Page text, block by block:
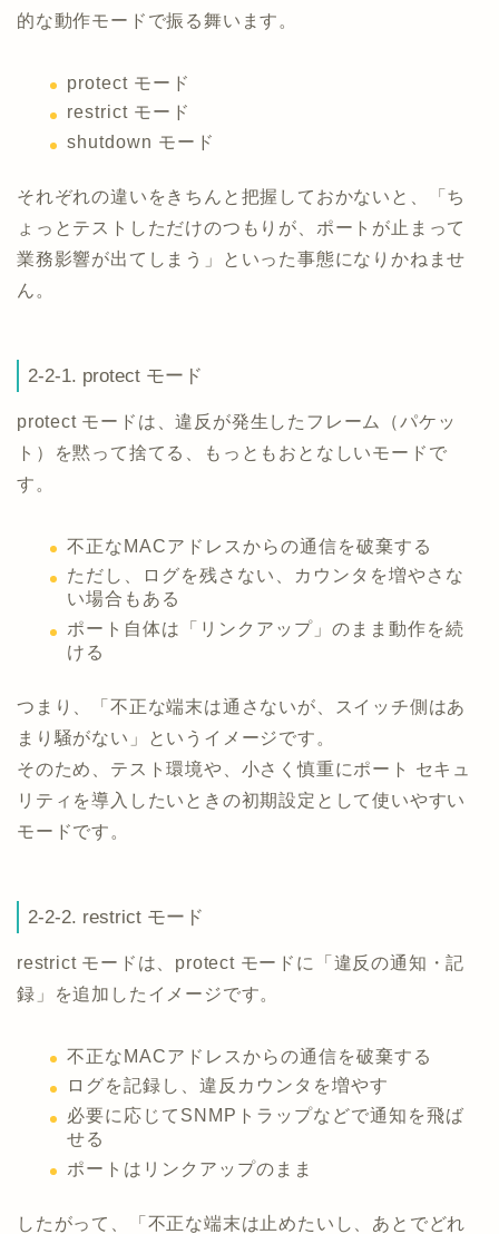
的な動作モードで振る舞います。
protect モード
restrict モード
shutdown モード
それぞれの違いをきちんと把握しておかないと、「ち
ょっとテストしただけのつもりが、ポートが止まって
業務影響が出てしまう」といった事態になりかねませ
ん。
2-2-1. protect モード
protect モードは、違反が発生したフレーム（パケッ
ト）を黙って捨てる、もっともおとなしいモードで
す。
不正なMACアドレスからの通信を破棄する
ただし、ログを残さない、カウンタを増やさな
い場合もある
ポート自体は「リンクアップ」のまま動作を続
ける
つまり、「不正な端末は通さないが、スイッチ側はあ
まり騒がない」というイメージです。
そのため、テスト環境や、小さく慎重にポート セキュ
リティを導入したいときの初期設定として使いやすい
モードです。
2-2-2. restrict モード
restrict モードは、protect モードに「違反の通知・記
録」を追加したイメージです。
不正なMACアドレスからの通信を破棄する
ログを記録し、違反カウンタを増やす
必要に応じてSNMPトラップなどで通知を飛ば
せる
ポートはリンクアップのまま
したがって、「不正な端末は止めたいし、あとでどれ